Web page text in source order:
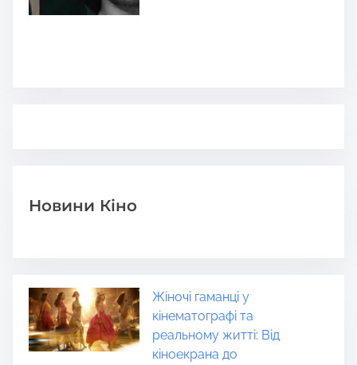
Новини Кіно
Жіночі гаманці у
кінематографі та
реальному житті: Від
кіноекрана до